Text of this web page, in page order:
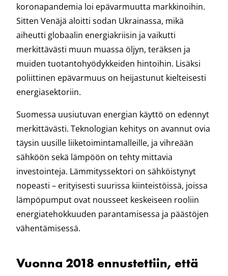
koronapandemia loi epävarmuutta markkinoihin.
Sitten Venäjä aloitti sodan Ukrainassa, mikä
aiheutti globaalin energiakriisin ja vaikutti
merkittävästi muun muassa öljyn, teräksen ja
muiden tuotantohyödykkeiden hintoihin. Lisäksi
poliittinen epävarmuus on heijastunut kielteisesti
energiasektoriin.
Suomessa uusiutuvan energian käyttö on edennyt
merkittävästi. Teknologian kehitys on avannut ovia
täysin uusille liiketoimintamalleille, ja vihreään
sähköön sekä lämpöön on tehty mittavia
investointeja. Lämmityssektori on sähköistynyt
nopeasti – erityisesti suurissa kiinteistöissä, joissa
lämpöpumput ovat nousseet keskeiseen rooliin
energiatehokkuuden parantamisessa ja päästöjen
vähentämisessä.
Vuonna 2018 ennustettiin, että